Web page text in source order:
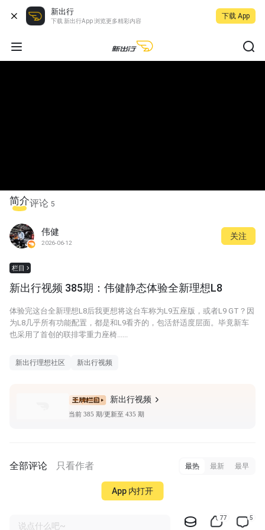
新出行
下载 新出行App 浏览更多精彩内容
下载 App
简介评论 5
伟健
2026-06-12
关注
栏目
新出行视频 385期：伟健静态体验全新理想L8
体验完这台全新理想L8后我更想将这台车称为L9五座版，或者L9 GT？因
为L8几乎所有功能配置，都是和L9看齐的，包活舒适度层面。毕竟新车
也采用了首创的联排零重力座椅......
新出行理想社区 新出行视频
新出行视频
当前 385 期/更新至 435 期
全部评论 只看作者 最热 最新 最早
说点什么吧~
77 5
App 内打开